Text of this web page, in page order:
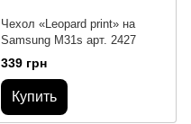
Чехол «Leopard print» на
Samsung M31s арт. 2427
339 грн
Купить